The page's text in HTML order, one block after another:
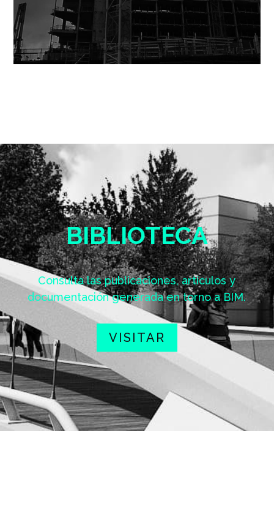
BIBLIOTECA
Consulta las publicaciones, artículos y
documentación generada en torno a BIM.
VISITAR